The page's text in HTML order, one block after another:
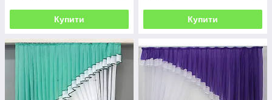
Купити Купити